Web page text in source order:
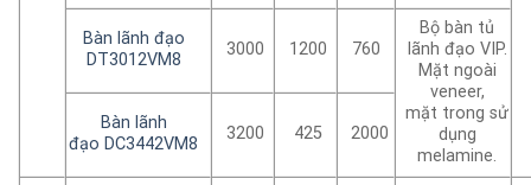
Bàn lãnh đạo
DT3012VM8
3000 1200 760
Bộ bàn tủ
lãnh đạo VIP.
Mặt ngoài
veneer,
mặt trong sử
dụng
melamine.
Bàn lãnh
đạo DC3442VM8
3200 425 2000